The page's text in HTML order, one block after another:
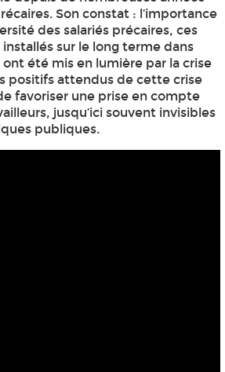
Son constat : l’importance
des salariés précaires, ces
sur le long terme dans
ont été mis en lumière par la crise
positifs attendus de cette crise
favoriser une prise en compte
jusqu’ici souvent invisibles
publiques.